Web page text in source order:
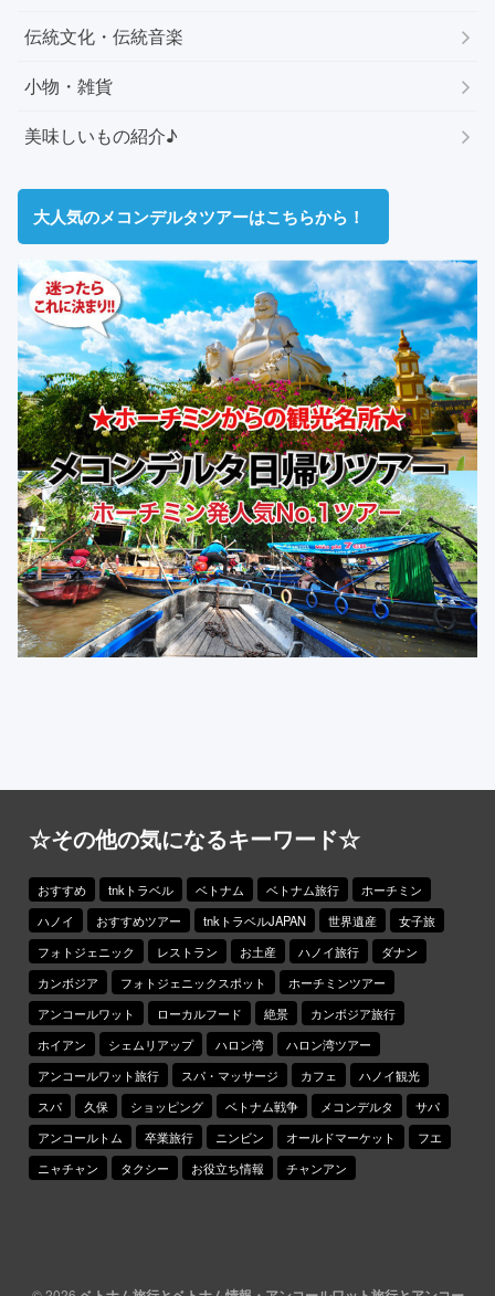
伝統文化・伝統音楽
小物・雑貨
美味しいもの紹介♪
大人気のメコンデルタツアーはこちらから！
☆その他の気になるキーワード☆
おすすめ tnkトラベル ベトナム ベトナム旅行
ホーチミン
ハノイ
おすすめツアー tnkトラベルJAPAN 世界遺産
女子旅
フォトジェニック
レストラン お土産 ハノイ旅行
ダナン
カンボジア
フォトジェニックスポット
ホーチミンツアー
アンコールワット
ローカルフード 絶景
カンボジア旅行
ホイアン
シェムリアップ ハロン湾
ハロン湾ツアー
アンコールワット旅行
スパ・マッサージ カフェ
ハノイ観光
スパ
久保 ショッピング ベトナム戦争 メコンデルタ
サパ
アンコールトム
卒業旅行 ニンビン オールドマーケット
フエ
ニャチャン
タクシー お役立ち情報 チャンアン